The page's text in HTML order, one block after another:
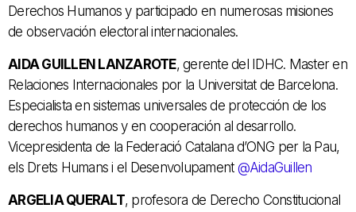
Derechos Humanos y participado en numerosas misiones
de observación electoral internacionales.
AIDA GUILLEN LANZAROTE, gerente del IDHC. Master en
Relaciones Internacionales por la Universitat de Barcelona.
Especialista en sistemas universales de protección de los
derechos humanos y en cooperación al desarrollo.
Vicepresidenta de la Federació Catalana d’ONG per la Pau,
els Drets Humans i el Desenvolupament @AidaGuillen
ARGELIA QUERALT, profesora de Derecho Constitucional